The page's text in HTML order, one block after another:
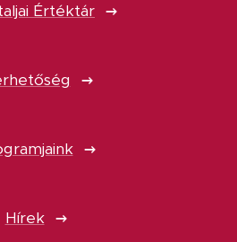
Értéktár
Hírek